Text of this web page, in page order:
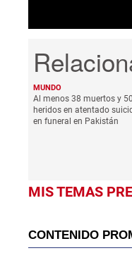
MUNDO
Al menos 38 muertos y 50
heridos en atentado
en funeral en Pakistán
MIS TEMAS